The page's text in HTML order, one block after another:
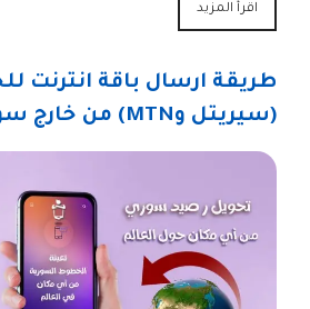
اقرأ المزيد
طريقة ارسال باقة انترنت
(سيريتل وMTN) من خارج سوريا